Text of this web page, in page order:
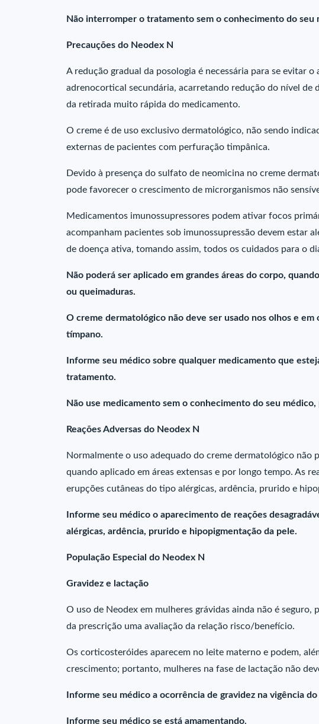
Não interromper o tratamento sem o conhecimento do seu
Precauções do Neodex N
A redução gradual da posologia é necessária para se evitar
adrenocortical secundária, acarretando redução do nível de
da retirada muito rápida do medicamento.
O creme é de uso exclusivo dermatológico, não sendo
externas de pacientes com perfuração timpânica.
Devido à presença do sulfato de neomicina no creme
pode favorecer o crescimento de microrganismos não
Medicamentos imunossupressores podem ativar focos
acompanham pacientes sob imunossupressão devem estar
de doença ativa, tomando assim, todos os cuidados para o
Não poderá ser aplicado em grandes áreas do corpo,
ou queimaduras.
O creme dermatológico não deve ser usado nos olhos e
tímpano.
Informe seu médico sobre qualquer medicamento que
tratamento.
Não use medicamento sem o conhecimento do seu
Reações Adversas do Neodex N
Normalmente o uso adequado do creme dermatológico não
quando aplicado em áreas extensas e por longo tempo. As
erupções cutâneas do tipo alérgicas, ardência, prurido e
Informe seu médico o aparecimento de reações
alérgicas, ardência, prurido e hipopigmentação da pele.
População Especial do Neodex N
Gravidez e lactação
O uso de Neodex em mulheres grávidas ainda não é
da prescrição uma avaliação da relação risco/benefício.
Os corticosteróides aparecem no leite materno e podem,
crescimento; portanto, mulheres na fase de lactação não
Informe seu médico a ocorrência de gravidez na vigência
Informe seu médico se está amamentando.